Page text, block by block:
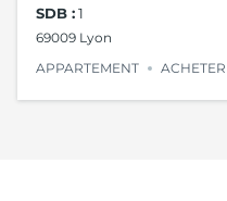
SDB :1
69009 Lyon
APPARTEMENT
ACHETER